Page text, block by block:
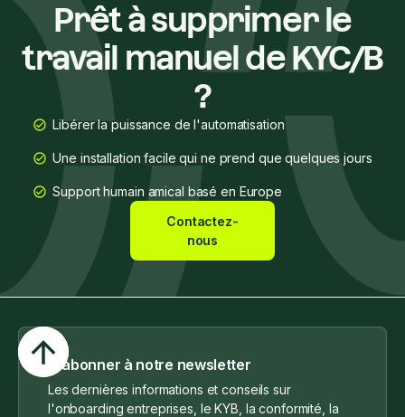
Prêt à supprimer le
travail manuel de KYC/B
?
Libérer la puissance de l'automatisation
Une installation facile qui ne prend que quelques jours
Support humain amical basé en Europe
Contactez-
nous
S'abonner à notre newsletter
Les dernières informations et conseils sur
l'onboarding entreprises, le KYB, la conformité, la